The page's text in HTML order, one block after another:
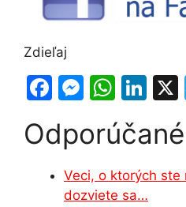
Zdieľaj
F
c
e
b
M
s
s
e
W
at
s
A
Li
k
e
dI
Veci, o ktorých
dozviete sa…